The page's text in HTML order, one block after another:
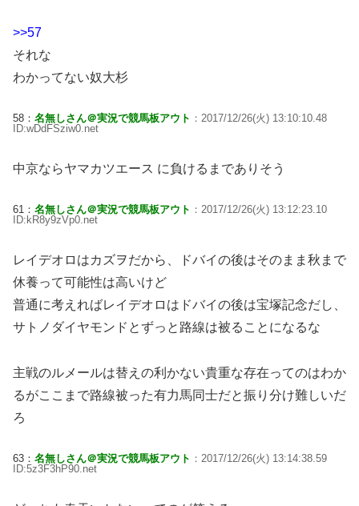
>>57
それな
わかってない奴大杉
58： 名無しさん＠実況で競馬板アウト ：2017/12/26(火) 13:10:10.48
ID:wDdFSziw0.net
中京ならヤマカツエース に負けるまでありそう
61： 名無しさん＠実況で競馬板アウト ：2017/12/26(火) 13:12:23.10
ID:kR8y9zVp0.net
レイデオロはカズヲだから、ドバイの後はそのまま秋まで
休養って可能性は高いけど
普通に考えればレイデオロはドバイの後は宝塚記念だし、
サトノダイヤモンドとずっと路線は被ることになるな
主戦のルメールは替えの利かない貴重な存在ってのはわか
るがここまで路線被った有力馬同士だと振り分け難しいだ
ろ
63： 名無しさん＠実況で競馬板アウト ：2017/12/26(火) 13:14:38.59
ID:5z3F3hP90.net